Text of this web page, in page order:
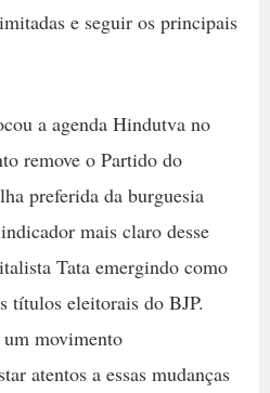
e seguir os principais
a agenda Hindutva no
remove o Partido do
preferida da burguesia
mais claro desse
Tata emergindo como
títulos eleitorais do BJP.
movimento
atentos a essas mudanças